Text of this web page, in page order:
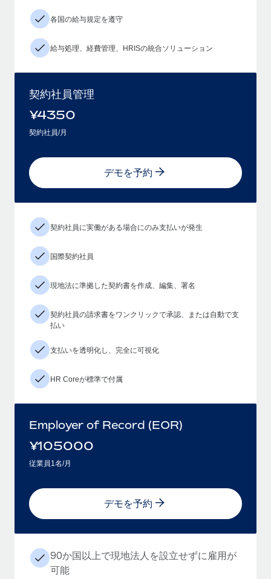
各国の給与規定を遵守
給与処理、経費管理、HRISの統合ソリューション
契約社員管理
¥4350
契約社員/月
デモを予約
契約社員に実働がある場合にのみ支払いが発生
国際契約社員
現地法に準拠した契約書を作成、編集、署名
契約社員の請求書をワンクリックで承認、または自動で支
払い
支払いを透明化し、完全に可視化
HR Coreが標準で付属
Employer of Record (EOR)
¥105000
従業員1名/月
デモを予約
90か国以上で現地法人を設立せずに雇用が
可能